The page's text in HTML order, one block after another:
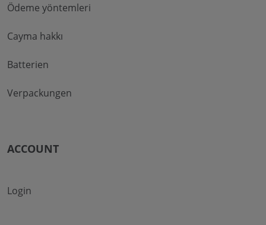
Ödeme yöntemleri
Cayma hakkı
Batterien
Verpackungen
ACCOUNT
Login